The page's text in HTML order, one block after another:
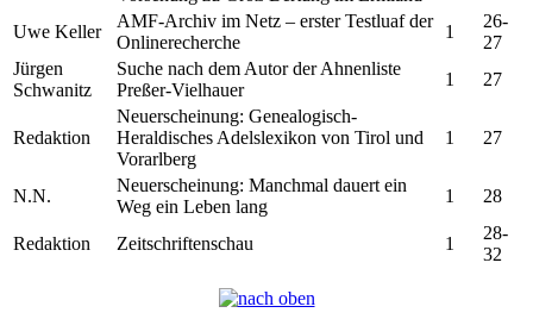
Uwe Keller
AMF-Archiv im Netz – erster Testluaf der
Onlinerecherche
1
26-
27
Jürgen
Schwanitz
Suche nach dem Autor der Ahnenliste
Preßer-Vielhauer
1 27
Redaktion
Neuerscheinung: Genealogisch-
Heraldisches Adelslexikon von Tirol und
Vorarlberg
1 27
N.N.
Neuerscheinung: Manchmal dauert ein
Weg ein Leben lang
1 28
Redaktion Zeitschriftenschau 1
28-
32